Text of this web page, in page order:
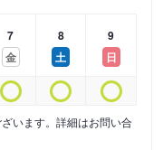
7
金
8
土
9
日
います。詳細はお問い合